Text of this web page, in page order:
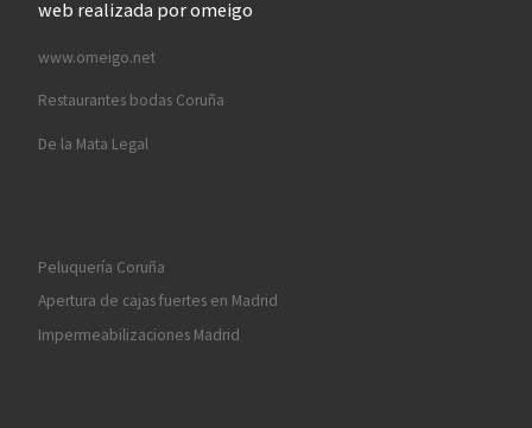
web realizada por omeigo
www.omeigo.net
Restaurantes bodas Coruña
De la Mata Legal
Peluquería Coruña
Apertura de cajas fuertes en Madrid
Impermeabilizaciones Madrid